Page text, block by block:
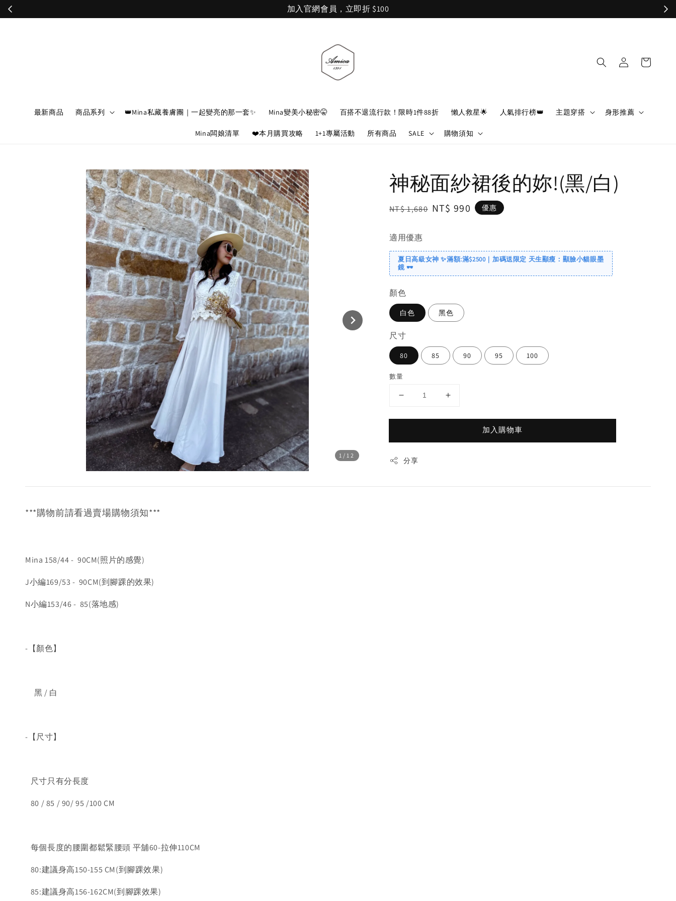
加入官網會員，立即折 $100
最新商品 商品系列 👑Mina私藏養膚團｜一起變亮的那一套✨ Mina變美小秘密🤫 百搭不退流行款！限時1件88折 懶人救星🌟 人氣排行榜👑 主題穿搭 身形推薦
Mina闆娘清單 ❤️本月購買攻略 1+1專屬活動 所有商品 SALE 購物須知
1 /12
神秘面紗裙後的妳!(黑/白)
Regular
NT$ 1,680 Sale
NT$ 990 優惠
適用優惠
夏日高級女神 ✨滿額:滿$2500｜加碼送限定 天生顯瘦：顯臉小貓眼墨
鏡 🕶️
顏色
白色 黑色
尺寸
80 85 90 95 100
數量
加入購物車
分享
***購物前請看過賣場購物須知***
Mina 158/44 - 90CM(照片的感覺)
J小編169/53 - 90CM(到腳踝的效果)
N小編153/46 - 85(落地感)
-【顏色】
黑 / 白
-【尺寸】
尺寸只有分長度
80 / 85 / 90/ 95 /100 CM
每個長度的腰圍都鬆緊腰頭 平舖60-拉伸110CM
80:建議身高150-155 CM(到腳踝效果)
85:建議身高156-162CM(到腳踝效果)